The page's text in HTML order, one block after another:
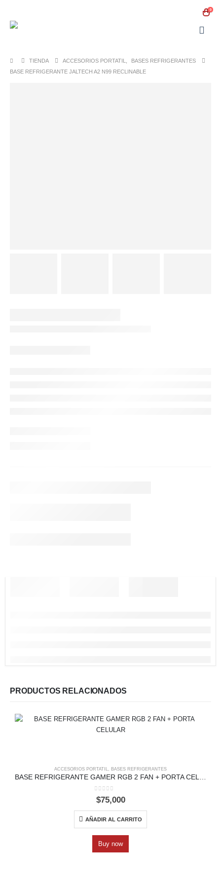
0
TIENDA ACCESORIOS PORTATIL
BASES REFRIGERANTES
BASE REFRIGERANTE JALTECH A2 N99 RECLINABLE
PRODUCTOS RELACIONADOS
ACCESORIOS PORTATIL, BASES REFRIGERANTES
BASE REFRIGERANTE GAMER RGB 2 FAN + PORTA CELULAR
0out of 5
$75,000
AÑADIR AL CARRITO
Buy now